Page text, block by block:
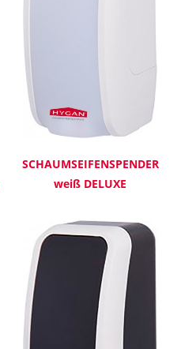
SCHAUMSEIFENSPENDER
weiß DELUXE